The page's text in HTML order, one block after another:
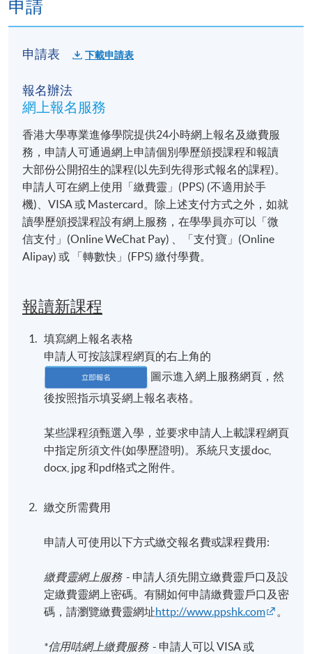
申請
申請表 下載申請表
報名辦法
網上報名服務
香港大學專業進修學院提供24小時網上報名及繳費服
務，申請人可通過網上申請個別學歷頒授課程和報讀
大部份公開招生的課程(以先到先得形式報名的課程)。
申請人可在網上使用「繳費靈」(PPS) (不適用於手
機)、VISA 或 Mastercard。除上述支付方式之外，如就
讀學歷頒授課程設有網上服務，在學學員亦可以「微
信支付」(Online WeChat Pay) 、「支付寶」(Online
Alipay) 或 「轉數快」(FPS) 繳付學費。
報讀新課程
填寫網上報名表格
申請人可按該課程網頁的右上角的
圖示進入網上服務網頁，然
後按照指示填妥網上報名表格。
某些課程須甄選入學，並要求申請人上載課程網頁
中指定所須文件(如學歷證明)。系統只支援doc,
docx, jpg 和pdf格式之附件。
繳交所需費用
申請人可使用以下方式繳交報名費或課程費用:
繳費靈網上服務- 申請人須先開立繳費靈戶口及設
定繳費靈網上密碼。有關如何申請繳費靈戶口及密
碼，請瀏覽繳費靈網址http://www.ppshk.com 。
*信用咭網上繳費服務- 申請人可以 VISA 或